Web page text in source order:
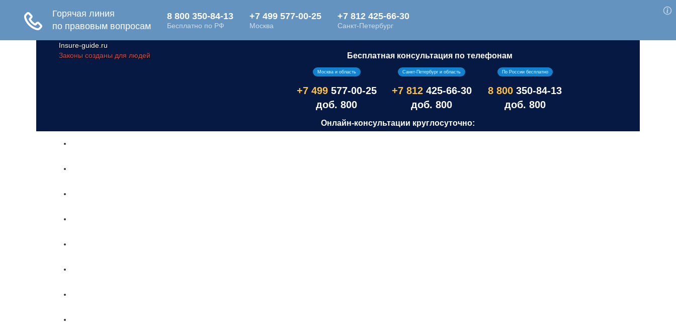
Insure-guide.ru
Законы созданы для людей
Бесплатная консультация по телефонам
Москва и область
+7 499577-00-25
доб. 800
Санкт-Петербург и область
+7 812 425-66-30
доб. 800
По России бесплатно
8 800 350-84-13
доб. 800
Онлайн-консультации круглосуточно: